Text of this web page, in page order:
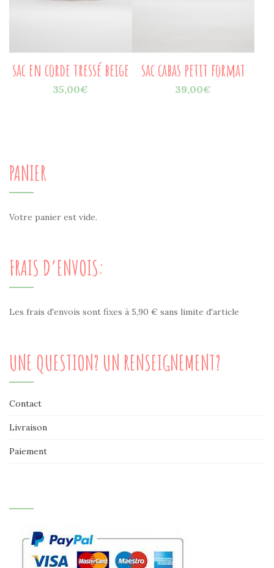
sac en corde tressé beige
35,00€
sac cabas petit format
39,00€
PANIER
Votre panier est vide.
FRAIS D’ENVOIS:
Les frais d'envois sont fixes à 5,90 € sans limite d'article
UNE QUESTION? UN RENSEIGNEMENT?
Contact
Livraison
Paiement